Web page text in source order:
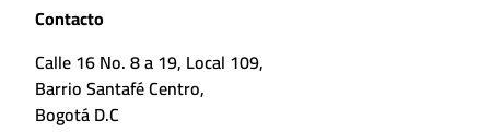
Contacto
Calle 16 No. 8 a 19, Local 109,
Barrio Santafé Centro,
Bogotá D.C